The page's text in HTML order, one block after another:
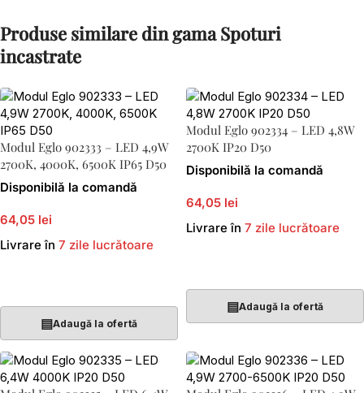
Produse similare din gama Spoturi
incastrate
Modul Eglo 902333 – LED 4,9W
2700K, 4000K, 6500K IP65 D50
Disponibilă la comandă
64,05 lei
Livrare în 7 zile lucrătoare
▤Adaugă la ofertă
Modul Eglo 902334 – LED 4,8W
2700K IP20 D50
Disponibilă la comandă
64,05 lei
Livrare în 7 zile lucrătoare
▤Adaugă la ofertă